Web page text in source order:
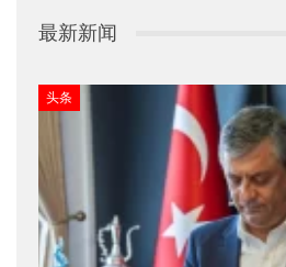
最新新闻
头条